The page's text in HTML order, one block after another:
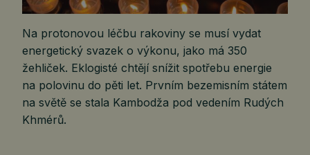
Na protonovou léčbu rakoviny se musí vydat
energetický svazek o výkonu, jako má 350
žehliček. Eklogisté chtějí snížit spotřebu energie
na polovinu do pěti let. Prvním bezemisním státem
na světě se stala Kambodža pod vedením Rudých
Khmérů.